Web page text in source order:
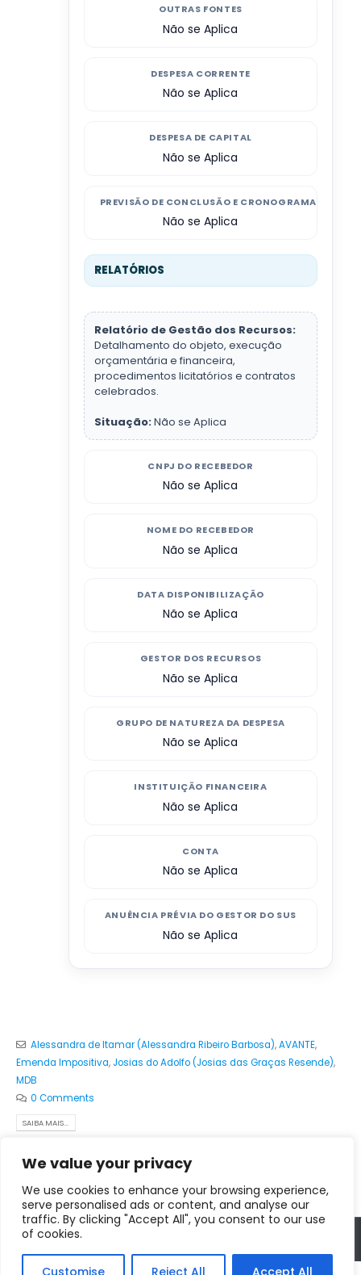
We value your privacy
We use cookies to enhance your browsing experience,
serve personalised ads or content, and analyse our
traffic. By clicking "Accept All", you consent to our use
of cookies.
Customise Reject All Accept All
OUTRAS FONTES
Não se Aplica
DESPESA CORRENTE
Não se Aplica
DESPESA DE CAPITAL
Não se Aplica
PREVISÃO DE CONCLUSÃO E CRONOGRAMA
Não se Aplica
RELATÓRIOS
Relatório de Gestão dos Recursos:
Detalhamento do objeto, execução
orçamentária e financeira,
procedimentos licitatórios e contratos
celebrados.
Situação:Não se Aplica
CNPJ DO RECEBEDOR
Não se Aplica
NOME DO RECEBEDOR
Não se Aplica
DATA DISPONIBILIZAÇÃO
Não se Aplica
GESTOR DOS RECURSOS
Não se Aplica
GRUPO DE NATUREZA DA DESPESA
Não se Aplica
INSTITUIÇÃO FINANCEIRA
Não se Aplica
CONTA
Não se Aplica
ANUÊNCIA PRÉVIA DO GESTOR DO SUS
Não se Aplica
Alessandra de Itamar (Alessandra Ribeiro Barbosa),AVANTE,
Emenda Impositiva, Josias do Adolfo (Josias das Graças Resende),
MDB
0 Comments
SAIBA MAIS...
Copyright © 2025 - 2028. Prefeitura Municipal de Fortuna de Minas